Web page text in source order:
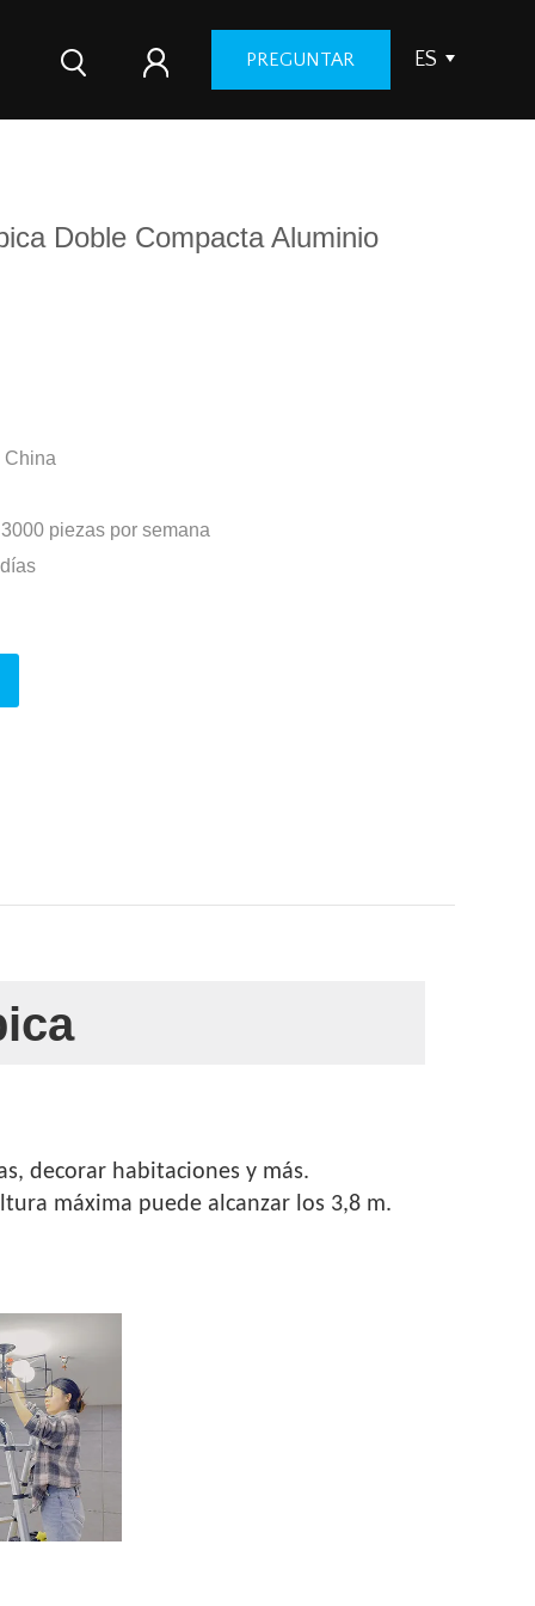
PREGUNTAR ES
Doble Compacta Aluminio
China
piezas por semana
decorar habitaciones y más.
máxima puede alcanzar los 3,8 m.